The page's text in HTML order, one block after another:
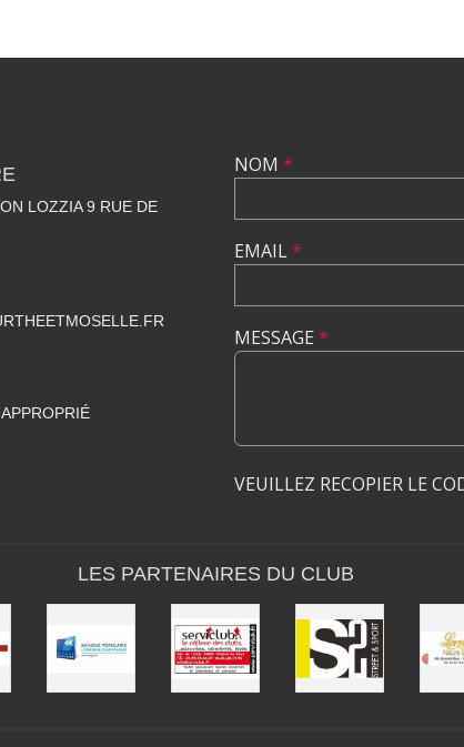
LOZZIA 9 RUE DE
NOM *
EMAIL*
MESSAGE *
VEUILLEZ RECOPIER LE
LES PARTENAIRES DU CLUB